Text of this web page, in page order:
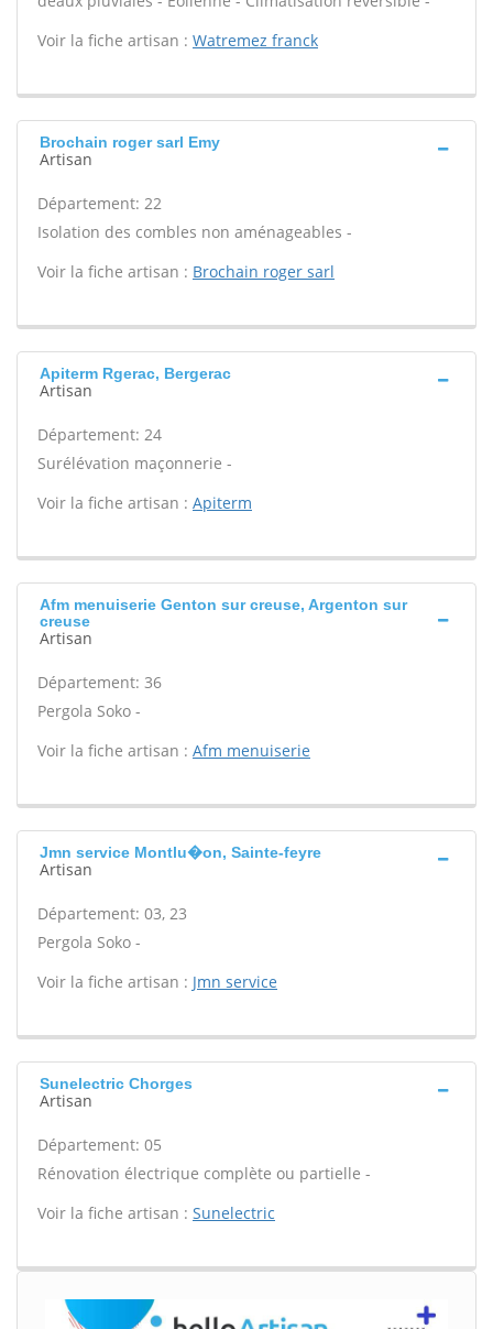
Voir la fiche artisan : Watremez franck
Brochain roger sarl Emy
Artisan
Département: 22
Isolation des combles non aménageables -
Voir la fiche artisan : Brochain roger sarl
Apiterm Rgerac, Bergerac
Artisan
Département: 24
Surélévation maçonnerie -
Voir la fiche artisan : Apiterm
Afm menuiserie Genton sur creuse, Argenton sur
creuse
Artisan
Département: 36
Pergola Soko -
Voir la fiche artisan : Afm menuiserie
Jmn service Montlu�on, Sainte-feyre
Artisan
Département: 03, 23
Pergola Soko -
Voir la fiche artisan : Jmn service
Sunelectric Chorges
Artisan
Département: 05
Rénovation électrique complète ou partielle -
Voir la fiche artisan : Sunelectric